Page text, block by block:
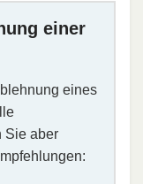
einer
eines
Sie aber